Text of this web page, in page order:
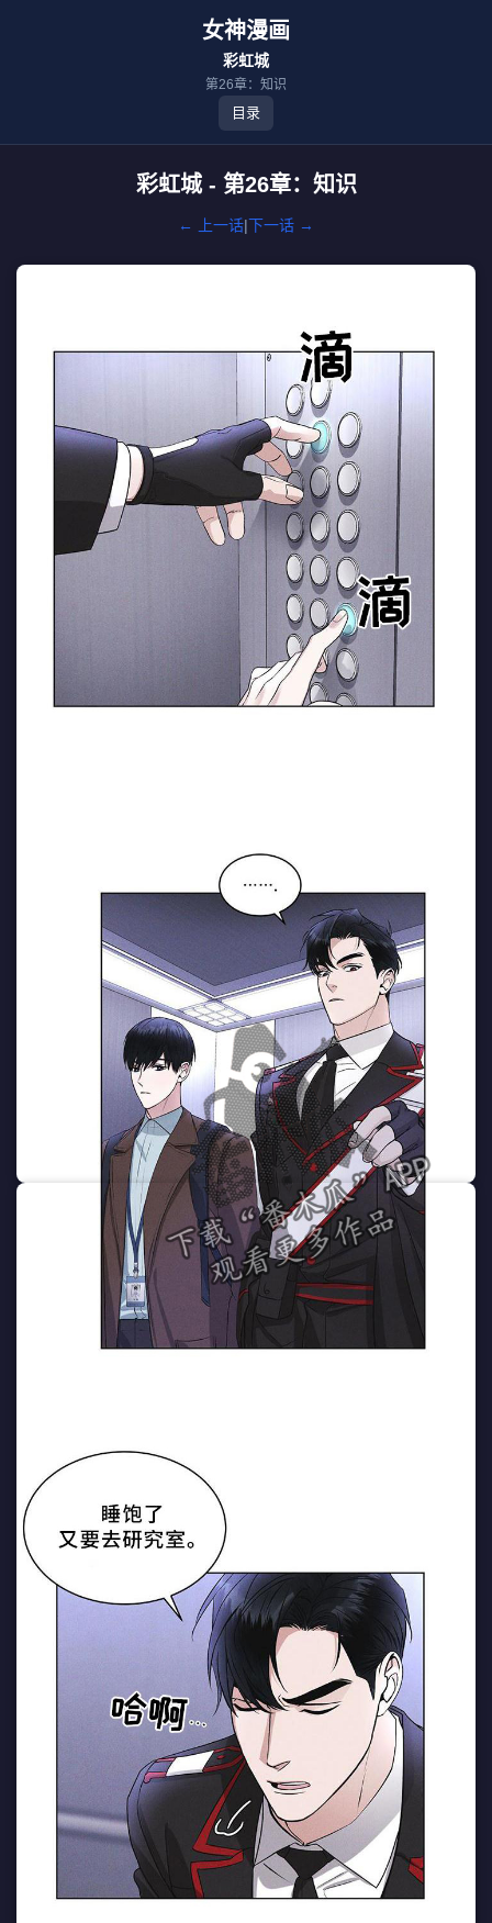
女神漫画
彩虹城
第26章：知识
目录
彩虹城 - 第26章：知识
← 上一话|下一话 →